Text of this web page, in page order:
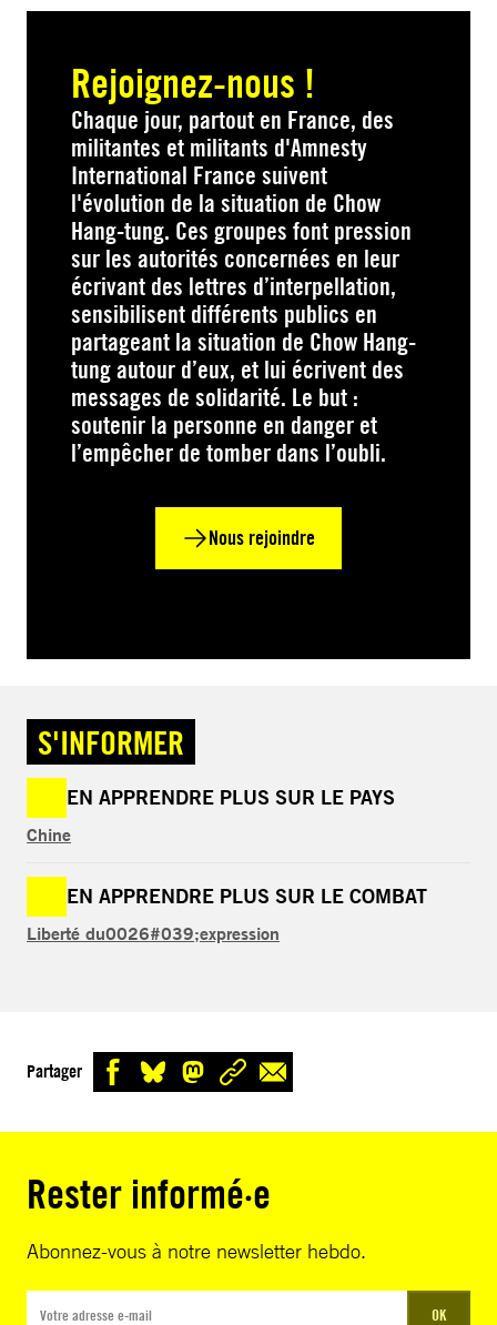
Rejoignez-nous !
Chaque jour, partout en France, des
militantes et militants d'Amnesty
International France suivent
l'évolution de la situation de Chow
Hang-tung. Ces groupes font pression
sur les autorités concernées en leur
écrivant des lettres d’interpellation,
sensibilisent différents publics en
partageant la situation de Chow Hang-
tung autour d’eux, et lui écrivent des
messages de solidarité. Le but :
soutenir la personne en danger et
l’empêcher de tomber dans l’oubli.
Nous rejoindre
S'INFORMER
EN APPRENDRE PLUS SUR LE PAYS
Chine
EN APPRENDRE PLUS SUR LE COMBAT
Liberté du0026#039;expression
Partager
Rester informé·e
Abonnez-vous à notre newsletter hebdo.
OK